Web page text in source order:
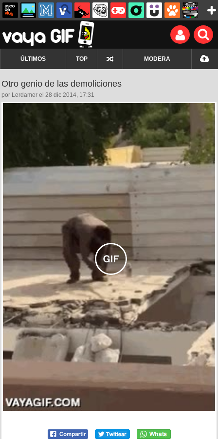
ÚLTIMOS TOP MODERA
Otro genio de las demoliciones
por Lerdamer el 28 dic 2014, 17:31